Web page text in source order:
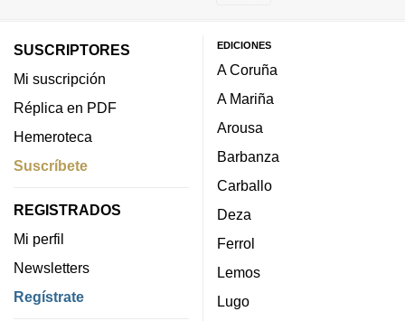
SUSCRIPTORES
Mi suscripción
Réplica en PDF
Hemeroteca
Suscríbete
REGISTRADOS
Mi perfil
Newsletters
Regístrate
EDICIONES
A Coruña
A Mariña
Arousa
Barbanza
Carballo
Deza
Ferrol
Lemos
Lugo